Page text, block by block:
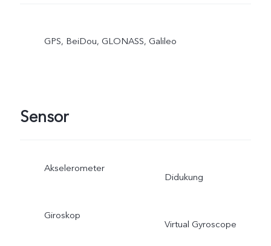
GPS, BeiDou, GLONASS, Galileo
Sensor
Akselerometer
Didukung
Giroskop
Virtual Gyroscope